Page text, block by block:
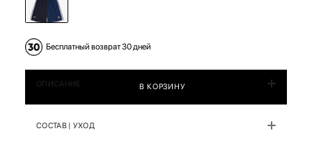
Бесплатный возврат 30 дней
В КОРЗИНУ
ОПИСАНИЕ
СОСТАВ | УХОД